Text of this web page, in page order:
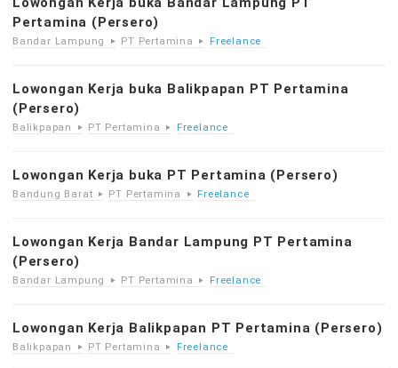
Pertamina (Persero)
Bandar Lampung PT Pertamina Freelance
Lowongan Kerja buka Balikpapan PT Pertamina
(Persero)
Balikpapan PT Pertamina Freelance
Lowongan Kerja buka PT Pertamina (Persero)
Bandung Barat PT Pertamina Freelance
Lowongan Kerja Bandar Lampung PT Pertamina
(Persero)
Bandar Lampung PT Pertamina Freelance
Lowongan Kerja Balikpapan PT Pertamina (Persero)
Balikpapan PT Pertamina Freelance